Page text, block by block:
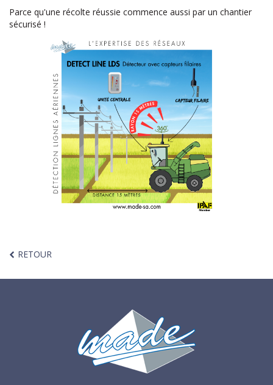
Parce qu'une récolte réussie commence aussi par un chantier
sécurisé !
RETOUR